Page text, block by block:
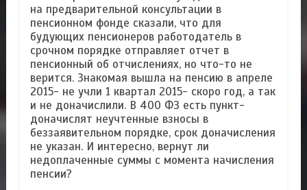
на предварительной консультации в
пенсионном фонде сказали, что для
будующих пенсионеров работодатель в
срочном порядке отправляет отчет в
пенсионный об отчислениях, но что-то не
верится. Знакомая вышла на пенсию в апреле
2015- не учли 1 квартал 2015- скоро год, а так
и не доначислили. В 400 ФЗ есть пункт-
доначислят неучтенные взносы в
беззаявительном порядке, срок доначисления
не указан. И интересно, вернут ли
недоплаченные суммы с момента начисления
пенсии?